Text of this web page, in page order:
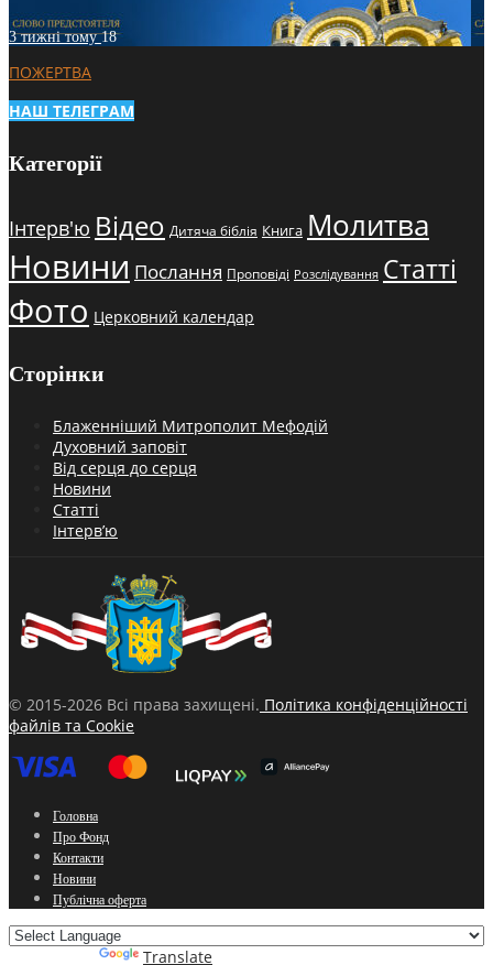
3 тижні тому18
ПОЖЕРТВА
НАШ ТЕЛЕГРАМ
Категорії
Інтерв'ю Відео Дитяча біблія Книга Молитва
Новини Послання Проповіді Розслідування Статті
Фото Церковний календар
Сторінки
Блаженніший Митрополит Мефодій
Духовний заповіт
Від серця до серця
Новини
Статті
Інтерв’ю
© 2015-2026 Всі права захищені. Політика конфіденційності
файлів та Cookie
Головна
Про Фонд
Контакти
Новини
Публічна оферта
Translate